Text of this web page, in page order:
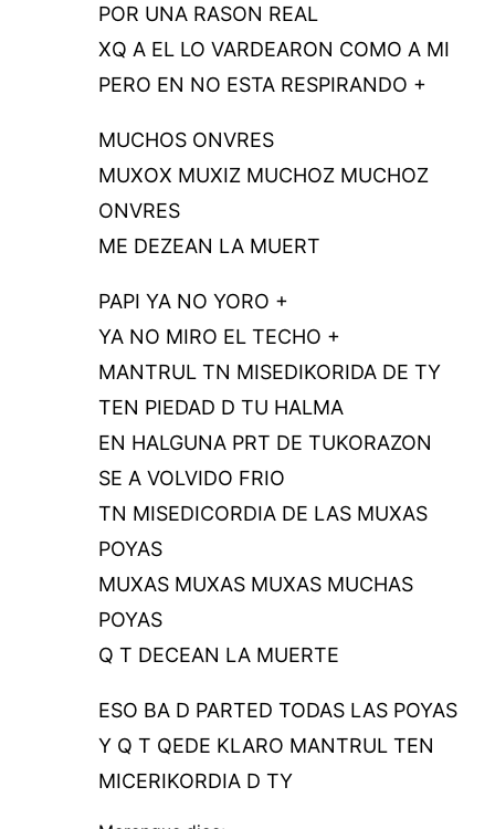
POR UNA RASON REAL
XQ A EL LO VARDEARON COMO A MI
PERO EN NO ESTA RESPIRANDO +
MUCHOS ONVRES
MUXOX MUXIZ MUCHOZ MUCHOZ
ONVRES
ME DEZEAN LA MUERT
PAPI YA NO YORO +
YA NO MIRO EL TECHO +
MANTRUL TN MISEDIKORIDA DE TY
TEN PIEDAD D TU HALMA
EN HALGUNA PRT DE TUKORAZON
SE A VOLVIDO FRIO
TN MISEDICORDIA DE LAS MUXAS
POYAS
MUXAS MUXAS MUXAS MUCHAS
POYAS
Q T DECEAN LA MUERTE
ESO BA D PARTED TODAS LAS POYAS
Y Q T QEDE KLARO MANTRUL TEN
MICERIKORDIA D TY